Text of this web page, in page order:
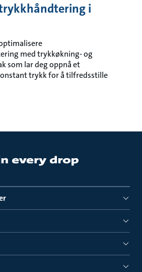
i
med trykkøkning- og
som lar deg oppnå et
trykk for å tilfredsstille